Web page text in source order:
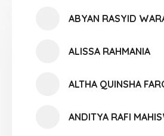
ABYAN RASYID
ALISSA RAHMANIA
ALTHA QUINSHA
ANDITYA RAFI